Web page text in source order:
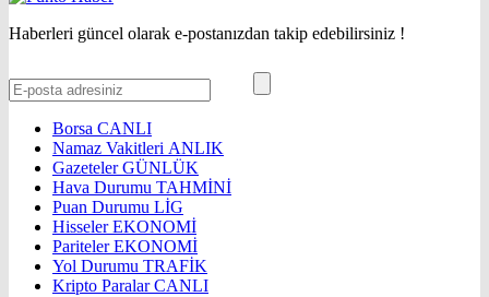
Haberleri güncel olarak e-postanızdan takip edebilirsiniz !
Borsa CANLI
Namaz Vakitleri ANLIK
GazetelerGÜNLÜK
Hava Durumu TAHMİNİ
Puan Durumu LİG
HisselerEKONOMİ
ParitelerEKONOMİ
Yol Durumu TRAFİK
Kripto ParalarCANLI